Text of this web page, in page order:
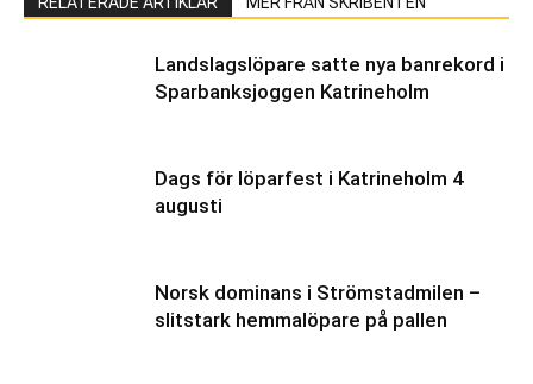
Landslagslöpare satte nya banrekord i
Sparbanksjoggen Katrineholm
Dags för löparfest i Katrineholm 4
augusti
Norsk dominans i Strömstadmilen –
slitstark hemmalöpare på pallen